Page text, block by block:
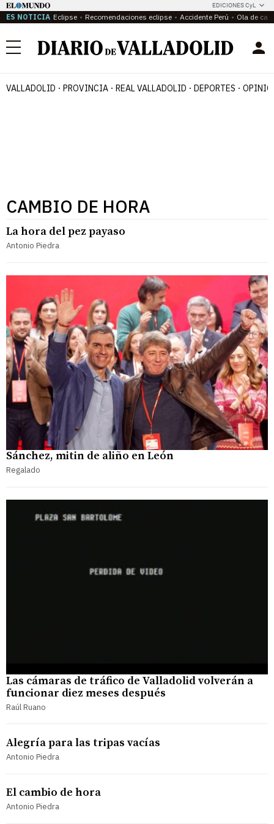
EDICIONES CyL
ES NOTICIA Eclipse Recomendaciones eclipse Accidente Perú Ola de
Menú
VALLADOLID PROVINCIA REAL VALLADOLID DEPORTES
CAMBIO DE HORA
La hora del pez payaso
Antonio Piedra
Sánchez, mitin de aliño en León
Regalado
Las cámaras de tráfico de Valladolid volverán a
funcionar diez meses después
Raúl Ruano
Alegría para las tripas vacías
Antonio Piedra
El cambio de hora
Antonio Piedra